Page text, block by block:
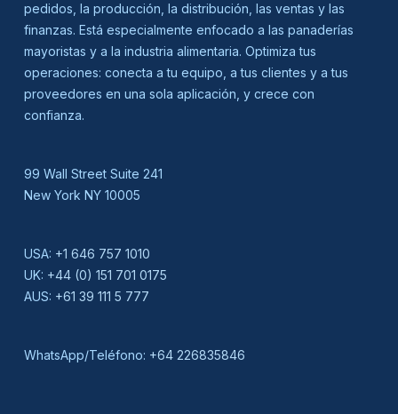
pedidos, la producción, la distribución, las ventas y las
finanzas. Está especialmente enfocado a las panaderías
mayoristas y a la industria alimentaria. Optimiza tus
operaciones: conecta a tu equipo, a tus clientes y a tus
proveedores en una sola aplicación, y crece con
confianza.
99 Wall Street Suite 241
New York NY 10005
USA: +1 646 757 1010
UK: +44 (0) 151 701 0175
AUS: +61 39 111 5 777
WhatsApp/Teléfono: +64 226835846